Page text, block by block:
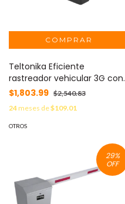
Teltonika Eficiente
rastreador vehicular 3G con
antennas internas y
multiples opciones
avanzadas MOD: FM3612
$1,803.99 $2,540.83
24meses de$109.01
OTROS
29%
OFF